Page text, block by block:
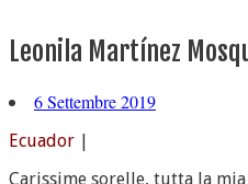
Leonila Martínez
6 Settembre 2019
Ecuador |
Carissime sorelle, tutta la